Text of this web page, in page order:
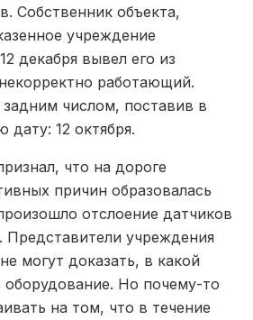
Собственник объекта,
учреждение
декабря вывел его из
работающий.
задним числом, поставив в
дату: 12 октября.
что на дороге
причин образовалась
отслоение датчиков
Представители учреждения
могут доказать, в какой
Но почему-то
на том, что в течение